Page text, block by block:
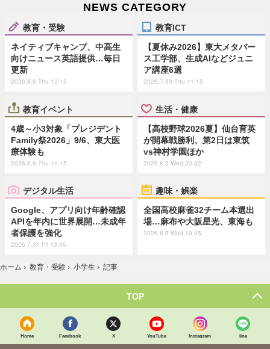
NEWS CATEGORY
教育・受験
ネイティブキャンプ、中高生
向けニュース英語提供…毎日
更新
2026.8.6 Thu 12:15
教育ICT
【夏休み2026】東大メタバー
ス工学部、生成AIなどジュニ
ア講座6選
2026.7.30 Thu 11:15
教育イベント
4歳～小3対象「プレジデント
Family祭2026」9/6、東大医
療体験も
2026.8.6 Thu 11:15
生活・健康
【高校野球2026夏】仙台育英
が開幕戦勝利、第2日は東筑
vs神村学園ほか
2026.8.5 Wed 20:32
デジタル生活
Google、アプリ向け年齢確認
APIを年内に世界展開…未成年
者保護を強化
2026.7.31 Fri 13:45
趣味・娯楽
全国高校麻雀32チーム本選出
場…麻布や大阪星光、東海も
2026.8.5 Wed 19:45
ホーム › 教育・受験 › 小学生 › 記事
TOP
Home Facebook X YouTube Instagram line